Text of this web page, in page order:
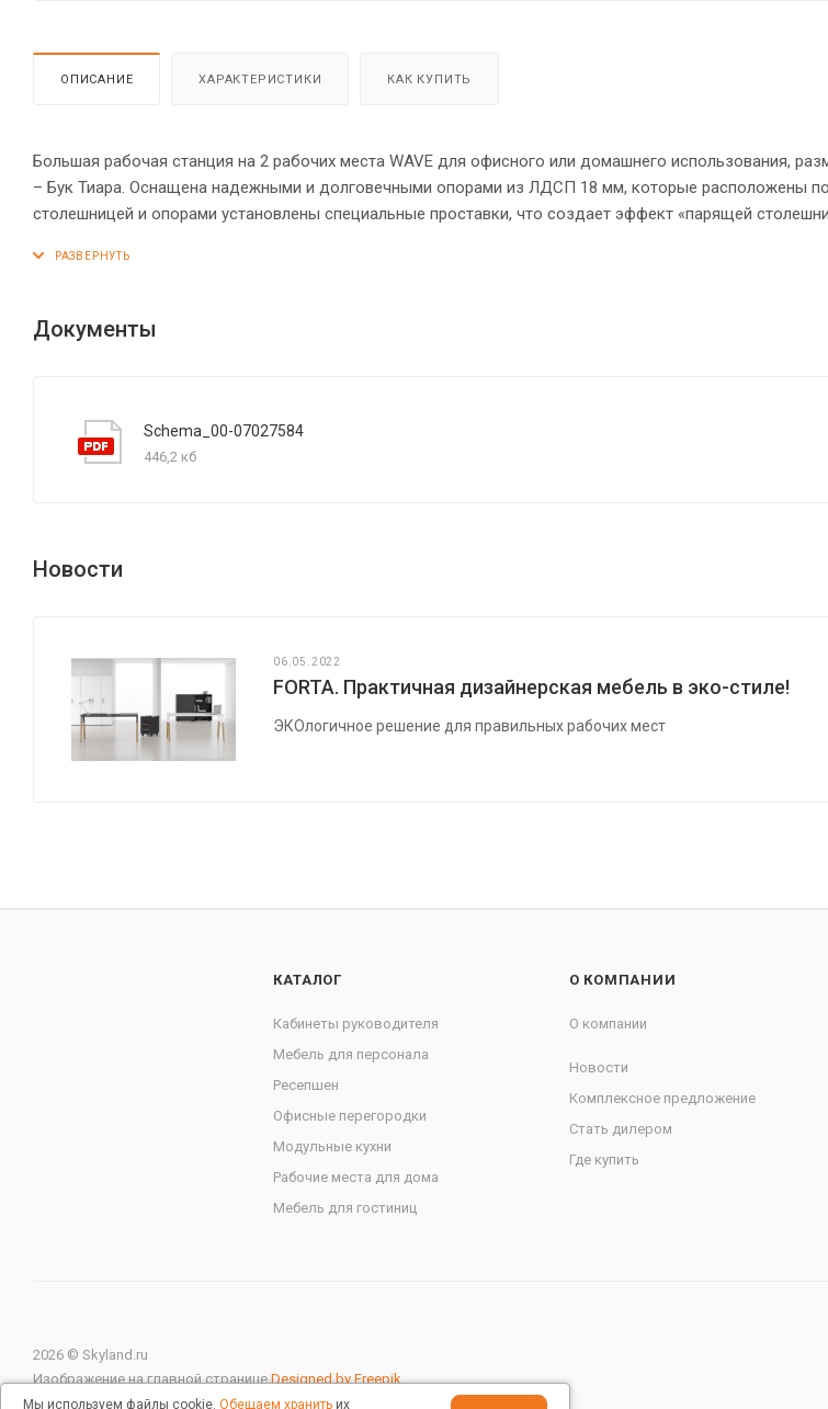
ОПИСАНИЕ ХАРАКТЕРИСТИКИ КАК КУПИТЬ
Большая рабочая станция на 2 рабочих места WAVE для офисного или домашнего использования,
– Бук Тиара. Оснащена надежными и долговечными опорами из ЛДСП 18 мм, которые расположены
столешницей и опорами установлены специальные проставки, что создает эффект «парящей
заглушками. Столешницы можно разделить с помощью перегородки, что позволит создать
линии придают дизайну «объемный» вид. Надежная защита торцов всех элементов из ЛДСП - кромка
оснащена прочными силовыми креплениями – эксцентриковыми стяжками. Регулируемые по высоте
Документы
Schema_00-07027584
446,2 кб
Новости
06.05.2022
FORTA. Практичная дизайнерская мебель в эко-стиле!
ЭКОлогичное решение для правильных рабочих мест
КАТАЛОГ
Кабинеты руководителя
Мебель для персонала
Ресепшен
Офисные перегородки
Модульные кухни
Рабочие места для дома
Мебель для гостиниц
О КОМПАНИИ
О компании
Новости
Комплексное предложение
Стать дилером
Где купить
2026 © Skyland.ru
Изображение на главной страницеDesigned by Freepik
Мы используем файлы cookie. Обещаем хранить их